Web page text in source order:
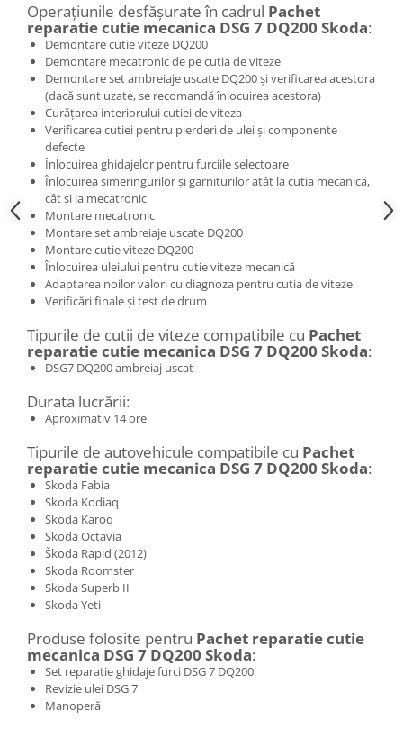
Operațiunile desfășurate în cadrul Pachet
reparatie cutie mecanica DSG 7 DQ200 Skoda:
Demontare cutie viteze DQ200
Demontare mecatronic de pe cutia de viteze
Demontare set ambreiaje uscate DQ200 și verificarea acestora
(dacă sunt uzate, se recomandă înlocuirea acestora)
Curățarea interiorului cutiei de viteza
Verificarea cutiei pentru pierderi de ulei și componente
defecte
Înlocuirea ghidajelor pentru furciile selectoare
Înlocuirea simeringurilor și garniturilor atât la cutia mecanică,
cât și la mecatronic
Montare mecatronic
Montare set ambreiaje uscate DQ200
Montare cutie viteze DQ200
Înlocuirea uleiului pentru cutie viteze mecanică
Adaptarea noilor valori cu diagnoza pentru cutia de viteze
Verificări finale și test de drum
Tipurile de cutii de viteze compatibile cu Pachet
reparatie cutie mecanica DSG 7 DQ200 Skoda:
DSG7 DQ200 ambreiaj uscat
Durata lucrării:
Aproximativ 14 ore
Tipurile de autovehicule compatibile cu Pachet
reparatie cutie mecanica DSG 7 DQ200 Skoda:
Skoda Fabia
Skoda Kodiaq
Skoda Karoq
Skoda Octavia
Škoda Rapid (2012)
Skoda Roomster
Skoda Superb II
Skoda Yeti
Produse folosite pentru Pachet reparatie cutie
mecanica DSG 7 DQ200 Skoda:
Set reparatie ghidaje furci DSG 7 DQ200
Revizie ulei DSG 7
Manoperă